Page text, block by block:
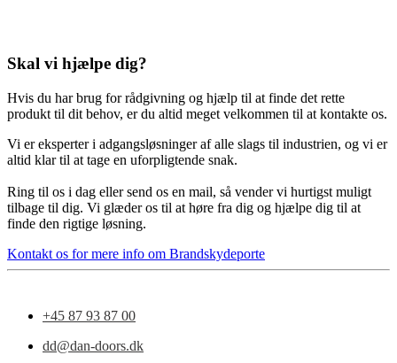
Skal vi hjælpe dig?
Hvis du har brug for rådgivning og hjælp til at finde det rette
produkt til dit behov, er du altid meget velkommen til at kontakte os.
Vi er eksperter i adgangsløsninger af alle slags til industrien, og vi er
altid klar til at tage en uforpligtende snak.
Ring til os i dag eller send os en mail, så vender vi hurtigst muligt
tilbage til dig. Vi glæder os til at høre fra dig og hjælpe dig til at
finde den rigtige løsning.
Kontakt os for mere info om Brandskydeporte
+45 87 93 87 00
dd@dan-doors.dk